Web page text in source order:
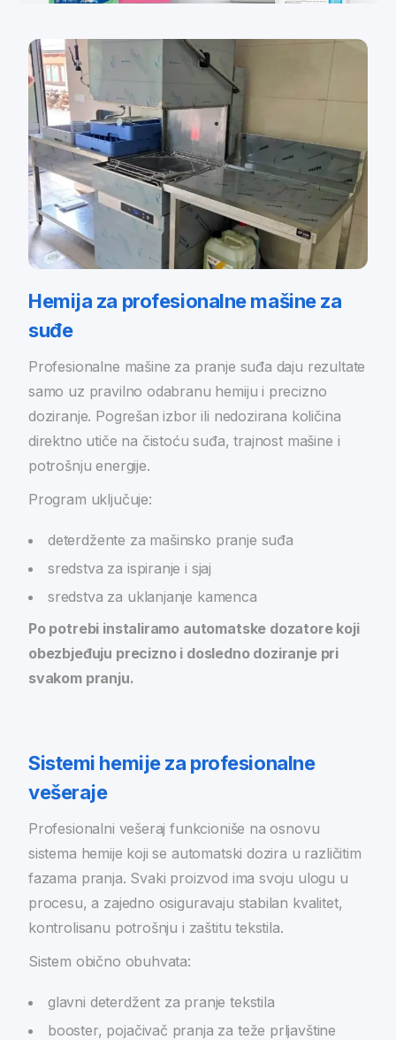
Hemija za profesionalne mašine za
suđe
Profesionalne mašine za pranje suđa daju rezultate
samo uz pravilno odabranu hemiju i precizno
doziranje. Pogrešan izbor ili nedozirana količina
direktno utiče na čistoću suđa, trajnost mašine i
potrošnju energije.
Program uključuje:
deterdžente za mašinsko pranje suđa
sredstva za ispiranje i sjaj
sredstva za uklanjanje kamenca
Po potrebi instaliramo automatske dozatore koji
obezbjeđuju precizno i dosledno doziranje pri
svakom pranju.
Sistemi hemije za profesionalne
vešeraje
Profesionalni vešeraj funkcioniše na osnovu
sistema hemije koji se automatski dozira u različitim
fazama pranja. Svaki proizvod ima svoju ulogu u
procesu, a zajedno osiguravaju stabilan kvalitet,
kontrolisanu potrošnju i zaštitu tekstila.
Sistem obično obuhvata:
glavni deterdžent za pranje tekstila
booster, pojačivač pranja za teže prljavštine